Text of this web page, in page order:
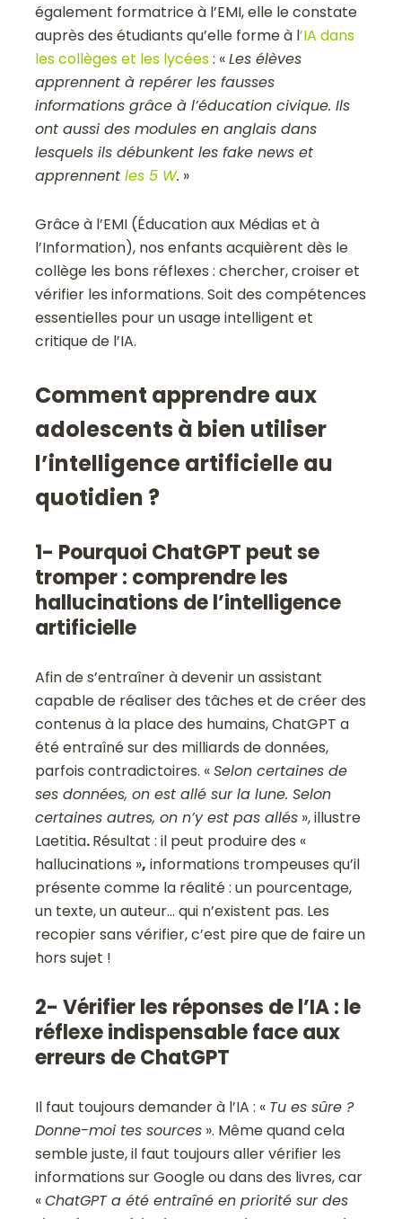
également formatrice à l’EMI, elle le constate
auprès des étudiants qu’elle forme à l’IA dans
les collèges et les lycées: «Les élèves
apprennent à repérer les fausses
informations grâce à l’éducation civique. Ils
ont aussi des modules en anglais dans
lesquels ils débunkent les fake news et
apprennent les 5 W. »
Grâce à l’EMI (Éducation aux Médias et à
l’Information), nos enfants acquièrent dès le
collège les bons réflexes : chercher, croiser et
vérifier les informations. Soit des compétences
essentielles pour un usage intelligent et
critique de l’IA.
Comment apprendre aux
adolescents à bien utiliser
l’intelligence artificielle au
quotidien ?
1- Pourquoi ChatGPT peut se
tromper : comprendre les
hallucinations de l’intelligence
artificielle
Afin de s’entraîner à devenir un assistant
capable de réaliser des tâches et de créer des
contenus à la place des humains, ChatGPT a
été entraîné sur des milliards de données,
parfois contradictoires. «Selon certaines de
ses données, on est allé sur la lune. Selon
certaines autres, on n’y est pas allés », illustre
Laetitia.Résultat : il peut produire des «
hallucinations », informations trompeuses qu’il
présente comme la réalité : un pourcentage,
un texte, un auteur… qui n’existent pas. Les
recopier sans vérifier, c’est pire que de faire un
hors sujet !
2- Vérifier les réponses de l’IA : le
réflexe indispensable face aux
erreurs de ChatGPT
Il faut toujours demander à l’IA : « Tu es sûre ?
Donne-moi tes sources ». Même quand cela
semble juste, il faut toujours aller vérifier les
informations sur Google ou dans des livres, car
«ChatGPT a été entraîné en priorité sur des